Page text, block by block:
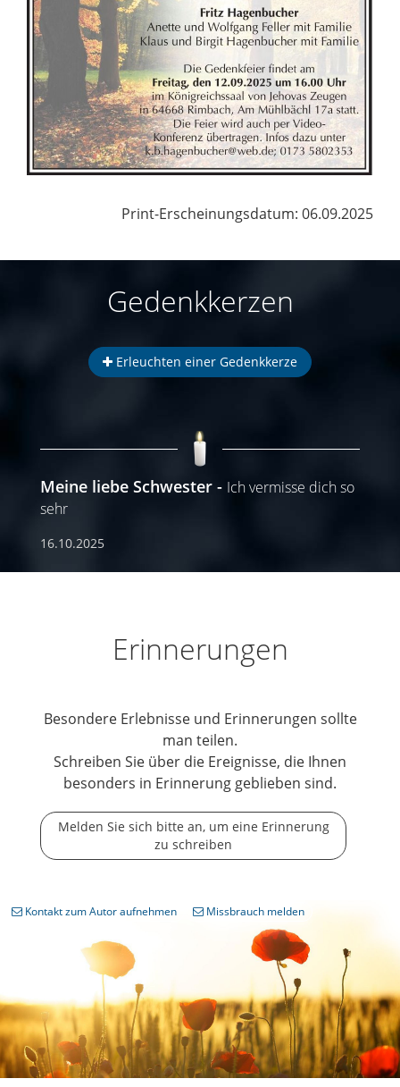
Print-Erscheinungsdatum: 06.09.2025
Gedenkkerzen
Erleuchten einer Gedenkkerze
Meine liebe Schwester
Ich vermisse dich so
sehr
16.10.2025
Erinnerungen
Besondere Erlebnisse und Erinnerungen sollte
man teilen.
Schreiben Sie über die Ereignisse, die Ihnen
besonders in Erinnerung geblieben sind.
Melden Sie sich bitte an, um eine Erinnerung
zu schreiben
Kontakt zum Autor aufnehmen Missbrauch melden